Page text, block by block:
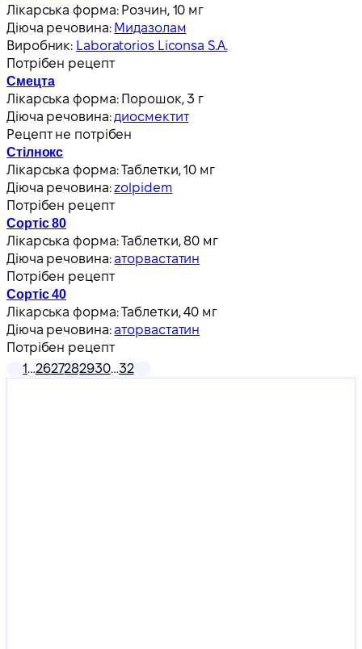
Лікарська форма: Розчин, 10 мг
Діюча речовина: Мидазолам
Виробник: Laboratorios Liconsa S.A.
Потрібен рецепт
Смецта
Лікарська форма: Порошок, 3 г
Діюча речовина:диосмектит
Рецепт не потрібен
Стілнокс
Лікарська форма:Таблетки, 10 мг
Діюча речовина:zolpidem
Потрібен рецепт
Сортіс 80
Лікарська форма:Таблетки, 80 мг
Діюча речовина:аторвастатин
Потрібен рецепт
Сортіс 40
Лікарська форма:Таблетки, 40 мг
Діюча речовина:аторвастатин
Потрібен рецепт
1…2627282930…32